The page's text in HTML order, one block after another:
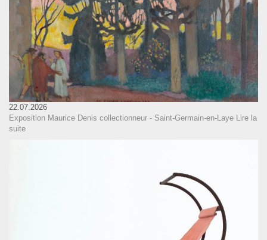
22.07.2026
Exposition Maurice Denis collectionneur - Saint-Germain-en-Laye Lire la
suite